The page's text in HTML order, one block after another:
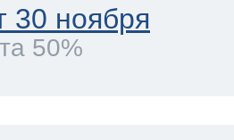
30 ноября
50%